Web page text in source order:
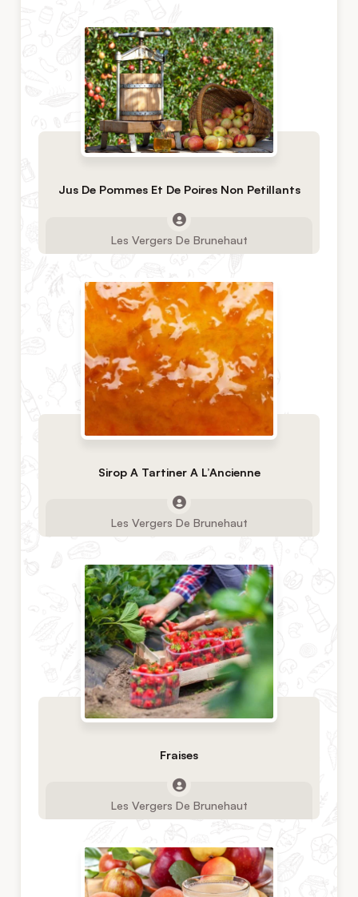
Jus De Pommes Et De Poires Non Petillants
Les Vergers De Brunehaut
Sirop A Tartiner A L’Ancienne
Les Vergers De Brunehaut
Fraises
Les Vergers De Brunehaut